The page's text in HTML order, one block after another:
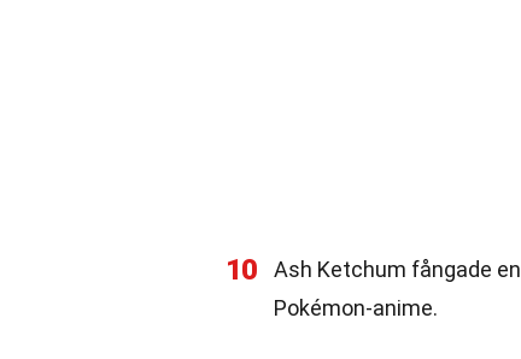
10
Ash Ketchum fångade
Pokémon-anime.